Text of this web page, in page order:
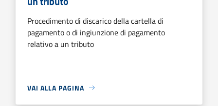
Procedimento di discarico della cartella di
pagamento o di ingiunzione di pagamento
relativo a un tributo
VAI ALLA PAGINA